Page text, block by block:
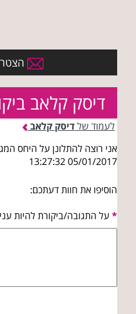
דיסק קלאב
לעמוד שלדיסק קלאב
05/01/2017 13:27:32
הוסיפו את חוות דעתכם:
* על התגובה/ביקורת להיות